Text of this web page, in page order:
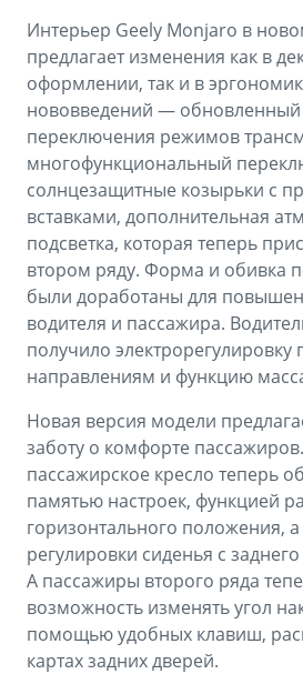
Интерьер Geely Monjaro в
предлагает изменения как в
оформлении, так и в
нововведений — обновленный
переключения режимов
многофункциональный
солнцезащитные козырьки с
вставками, дополнительная
подсветка, которая теперь
втором ряду. Форма и обивка
были доработаны для
водителя и пассажира.
получило электрорегулировку
направлениям и функцию
Новая версия модели
заботу о комфорте
пассажирское кресло теперь
памятью настроек, функцией
горизонтального положения,
регулировки сиденья с
А пассажиры второго ряда
возможность изменять угол
помощью удобных клавиш,
картах задних дверей.